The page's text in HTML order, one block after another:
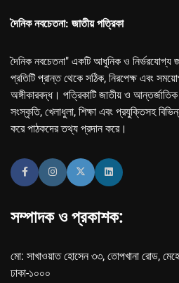
দৈনিক নবচেতনা: জাতীয় পত্রিকা
দৈনিক নবচেতনা" একটি আধুনিক ও নির্ভরযোগ্য
প্রতিটি প্রান্ত থেকে সঠিক, নিরপেক্ষ এবং
অঙ্গীকারবদ্ধ। পত্রিকাটি জাতীয় ও আন্তর্জাতিক
সংস্কৃতি, খেলাধুলা, শিক্ষা এবং প্রযুক্তিসহ
করে পাঠকদের তথ্য প্রদান করে।
সম্পাদক ও প্রকাশক:
মো: সাখাওয়াত হোসেন ৩৩, তোপখানা রোড,
ঢাকা-১০০০